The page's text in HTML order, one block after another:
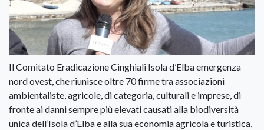
Il Comitato Eradicazione Cinghiali Isola d’Elba emergenza
nord ovest, che riunisce oltre 70 firme tra associazioni
ambientaliste, agricole, di categoria, culturali e imprese, di
fronte ai danni sempre più elevati causati alla biodiversità
unica dell’Isola d’Elba e alla sua economia agricola e turistica,